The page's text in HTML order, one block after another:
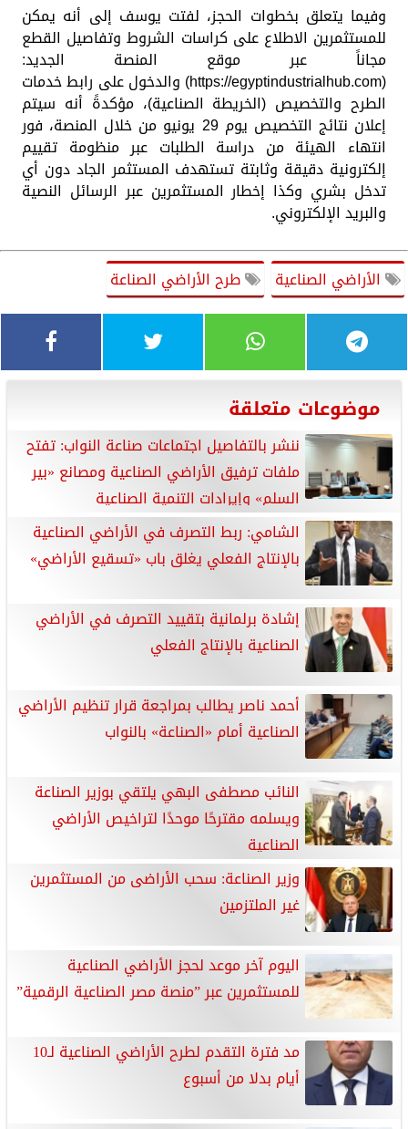
وفيما يتعلق بخطوات الحجز، لفتت يوسف إلى أنه يمكن
للمستثمرين الاطلاع على كراسات الشروط وتفاصيل القطع
مجاناً عبر موقع المنصة الجديد:
(https://egyptindustrialhub.com) والدخول على رابط خدمات
الطرح والتخصيص (الخريطة الصناعية)، مؤكدةً أنه سيتم
إعلان نتائج التخصيص يوم 29 يونيو من خلال المنصة، فور
انتهاء الهيئة من دراسة الطلبات عبر منظومة تقييم
إلكترونية دقيقة وثابتة تستهدف المستثمر الجاد دون أي
تدخل بشري وكذا إخطار المستثمرين عبر الرسائل النصية
والبريد الإلكتروني.
الأراضي الصناعية طرح الأراضي الصناعة
موضوعات متعلقة
ننشر بالتفاصيل اجتماعات صناعة النواب: تفتح
ملفات ترفيق الأراضي الصناعية ومصانع «بير
السلم» وإيرادات التنمية الصناعية
الشامي: ربط التصرف في الأراضي الصناعية
بالإنتاج الفعلي يغلق باب «تسقيع الأراضي»
إشادة برلمانية بتقييد التصرف في الأراضي
الصناعية بالإنتاج الفعلي
أحمد ناصر يطالب بمراجعة قرار تنظيم الأراضي
الصناعية أمام «الصناعة» بالنواب
النائب مصطفى البهي يلتقي بوزير الصناعة
ويسلمه مقترحًا موحدًا لتراخيص الأراضي
الصناعية
وزير الصناعة: سحب الأراضى من المستثمرين
غير الملتزمين
اليوم آخر موعد لحجز الأراضي الصناعية
للمستثمرين عبر ”منصة مصر الصناعية الرقمية”
مد فترة التقدم لطرح الأراضي الصناعية لـ10
أيام بدلا من أسبوع